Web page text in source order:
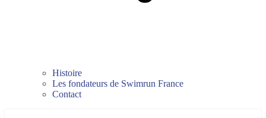
Histoire
Les fondateurs de Swimrun France
Contact